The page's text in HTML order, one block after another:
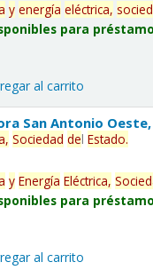
y energía eléctrica,
para
al carrito
San Antonio
Sociedad delEstado.
y Energía Eléctrica,
para
al carrito